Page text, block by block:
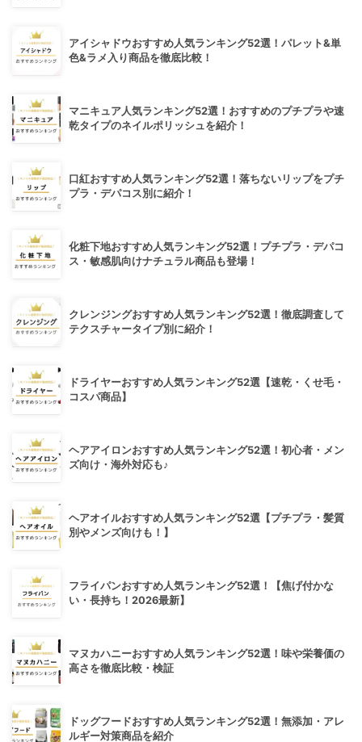
アイシャドウおすすめ人気ランキング52選！パレット&単
色&ラメ入り商品を徹底比較！
マニキュア人気ランキング52選！おすすめのプチプラや速
乾タイプのネイルポリッシュを紹介！
口紅おすすめ人気ランキング52選！落ちないリップをプチ
プラ・デパコス別に紹介！
化粧下地おすすめ人気ランキング52選！プチプラ・デパコ
ス・敏感肌向けナチュラル商品も登場！
クレンジングおすすめ人気ランキング52選！徹底調査して
テクスチャータイプ別に紹介！
ドライヤーおすすめ人気ランキング52選【速乾・くせ毛・
コスパ商品】
ヘアアイロンおすすめ人気ランキング52選！初心者・メン
ズ向け・海外対応も♪
ヘアオイルおすすめ人気ランキング52選【プチプラ・髪質
別やメンズ向けも！】
フライパンおすすめ人気ランキング52選！【焦げ付かな
い・長持ち！2026最新】
マヌカハニーおすすめ人気ランキング52選！味や栄養価の
高さを徹底比較・検証
ドッグフードおすすめ人気ランキング52選！無添加・アレ
ルギー対策商品を紹介